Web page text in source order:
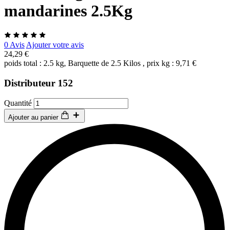
mandarines 2.5Kg
0 Avis Ajouter votre avis
24,29 €
poids total : 2.5 kg, Barquette de 2.5 Kilos , prix kg : 9,71 €
Distributeur 152
Quantité
Ajouter au panier